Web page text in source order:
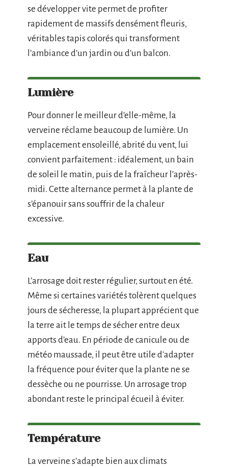
se développer vite permet de profiter
rapidement de massifs densément fleuris,
véritables tapis colorés qui transforment
l’ambiance d’un jardin ou d’un balcon.
Lumière
Pour donner le meilleur d’elle-même, la
verveine réclame beaucoup de lumière. Un
emplacement ensoleillé, abrité du vent, lui
convient parfaitement : idéalement, un bain
de soleil le matin, puis de la fraîcheur l’après-
midi. Cette alternance permet à la plante de
s’épanouir sans souffrir de la chaleur
excessive.
Eau
L’arrosage doit rester régulier, surtout en été.
Même si certaines variétés tolèrent quelques
jours de sécheresse, la plupart apprécient que
la terre ait le temps de sécher entre deux
apports d’eau. En période de canicule ou de
météo maussade, il peut être utile d’adapter
la fréquence pour éviter que la plante ne se
dessèche ou ne pourrisse. Un arrosage trop
abondant reste le principal écueil à éviter.
Température
La verveine s’adapte bien aux climats